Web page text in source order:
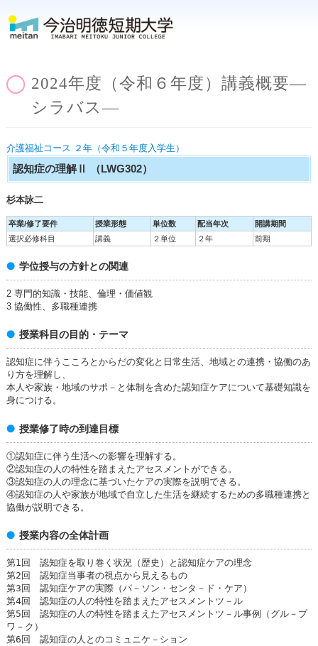
2024年度（令和６年度）講義概要―
シラバス―
介護福祉コース ２年（令和５年度入学生）
認知症の理解Ⅱ （LWG302）
杉本詠二
卒業/修了要件 授業形態 単位数 配当年次
開講期間
選択必修科目
講義 ２単位 ２年 前期
学位授与の方針との関連
2 専門的知識・技能、倫理・価値観
3 協働性、多職種連携
授業科目の目的・テーマ
認知症に伴うこころとからだの変化と日常生活、地域との連携・協働のあ
り方を理解し、
本人や家族・地域のサポ－と体制を含めた認知症ケアについて基礎知識を
身につける。
授業修了時の到達目標
①認知症に伴う生活への影響を理解する。
②認知症の人の特性を踏まえたアセスメントができる。
③認知症の人の理念に基づいたケアの実際を説明できる。
④認知症の人や家族が地域で自立した生活を継続するための多職種連携と
協働が説明できる。
授業内容の全体計画
第1回 認知症を取り巻く状況（歴史）と認知症ケアの理念
第2回 認知症当事者の視点から見えるもの
第3回 認知症ケアの実際（パ－ソン・センタ－ド・ケア）
第4回 認知症の人の特性を踏まえたアセスメントツ－ル
第5回 認知症の人の特性を踏まえたアセスメントツ－ル事例（グル－プ
ワ－ク）
第6回 認知症の人とのコミュニケ－ション